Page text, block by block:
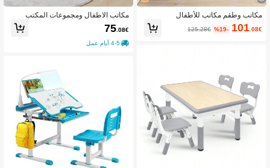
مكاتب وطقم مكاتب للأطفال
101.08€
%19-
125.28€
مكاتب الاطفال ومجموعات المكتب
75.08€
4-5 أيام عمل